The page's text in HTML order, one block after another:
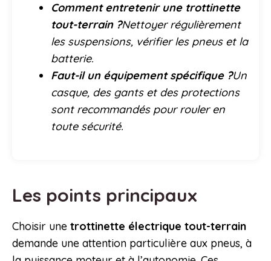
Comment entretenir une trottinette
tout-terrain ?Nettoyer régulièrement
les suspensions, vérifier les pneus et la
batterie.
Faut-il un équipement spécifique ?Un
casque, des gants et des protections
sont recommandés pour rouler en
toute sécurité.
Les points principaux
Choisir une trottinette électrique tout-terrain
demande une attention particulière aux pneus, à